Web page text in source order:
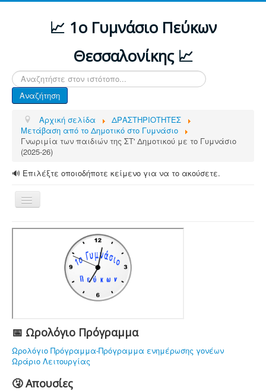
📈 1ο Γυμνάσιο Πεύκων
Θεσσαλονίκης 📈
Αναζήτηση...
Αναζήτηση
Αρχική σελίδα
ΔΡΑΣΤΗΡΙΟΤΗΤΕΣ
Μετάβαση από το Δημοτικό στο Γυμνάσιο
Γνωριμία των παιδιών της ΣΤ' Δημοτικού με το Γυμνάσιο
(2025-26)
🔊 Επιλέξτε οποιοδήποτε κείμενο για να το ακούσετε.
Εναλλαγή
πλοήγησης
ΑΡΧΙΚΗ
ΔΙΑΦΟΡΕΣ ΑΝΑΚΟΙΝΩΣΕΙΣ
ΤΟ ΣΧΟΛΕΙΟ ΜΑΣ
ΔΡΑΣΤΗΡΙΟΤΗΤΕΣ
ΝΟΜΟΘΕΣΙΑ
ΕΠΙΚΟΙΝΩΝΙΑ
📅 Ωρολόγιο Πρόγραμμα
Ωρολόγιο Πρόγραμμα-Πρόγραμμα ενημέρωσης γονέων
Ωράριο Λειτουργίας
🤧 Απουσίες